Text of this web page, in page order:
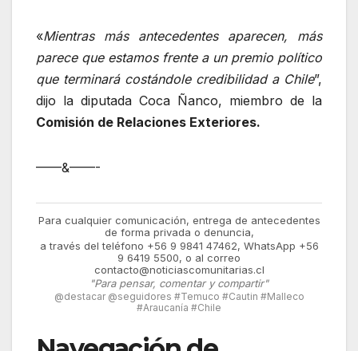
«Mientras más antecedentes aparecen, más
parece que estamos frente a un premio político
que terminará costándole credibilidad a Chile”,
dijo la diputada Coca Ñanco, miembro de la
Comisión de Relaciones Exteriores.
——&——-
Para cualquier comunicación, entrega de antecedentes
de forma privada o denuncia,
a través del teléfono +56 9 9841 47462, WhatsApp +56
9 6419 5500, o al correo
contacto@noticiascomunitarias.cl
"Para pensar, comentar y compartir"
@destacar @seguidores #Temuco #Cautin #Malleco
#Araucanía #Chile